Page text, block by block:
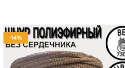
-14%
ПОЛИЭФИР